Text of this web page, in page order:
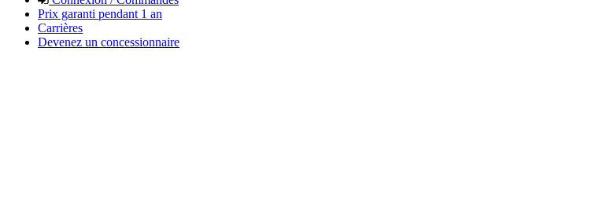
Prix garanti pendant 1 an
Carrières
Devenez un concessionnaire